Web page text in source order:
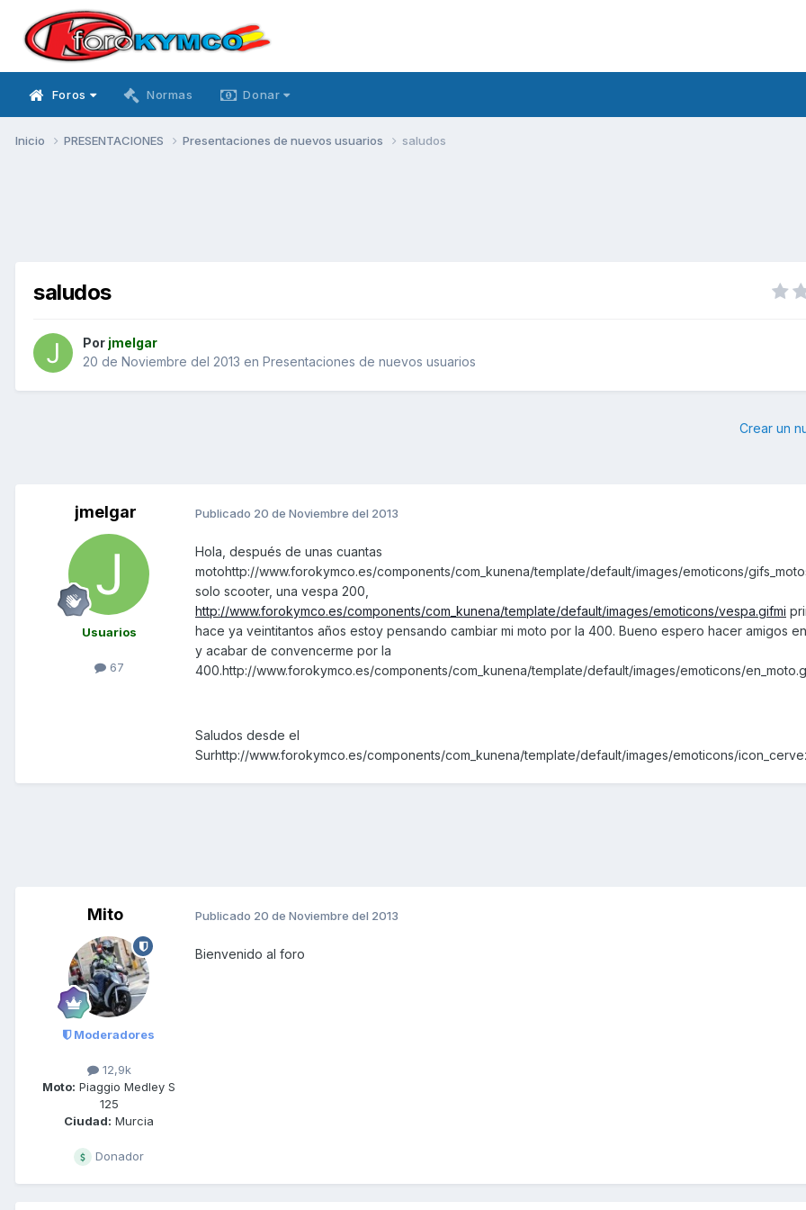
Foros Normas Donar
Inicio PRESENTACIONES Presentaciones de nuevos usuarios saludos
saludos
Por jmelgar
20 de Noviembre del 2013 en Presentaciones de nuevos usuarios
Crear un
jmelgar
Usuarios
67
Publicado 20 de Noviembre del 2013
Hola, después de unas cuantas
motohttp://www.forokymco.es/components/com_kunena/template/default/images/emoticons/
solo scooter, una vespa 200,
http://www.forokymco.es/components/com_kunena/template/default/images/emoticons/vespa.gifmi
hace ya veintitantos años estoy pensando cambiar mi moto por la 400. Bueno espero hacer amigos
y acabar de convencerme por la
400.http://www.forokymco.es/components/com_kunena/template/default/images/emoticons/
Saludos desde el
Surhttp://www.forokymco.es/components/com_kunena/template/default/images/emoticons/
Mito
Moderadores
12,9k
Moto: Piaggio Medley S
125
Ciudad: Murcia
Donador
Publicado 20 de Noviembre del 2013
Bienvenido al foro